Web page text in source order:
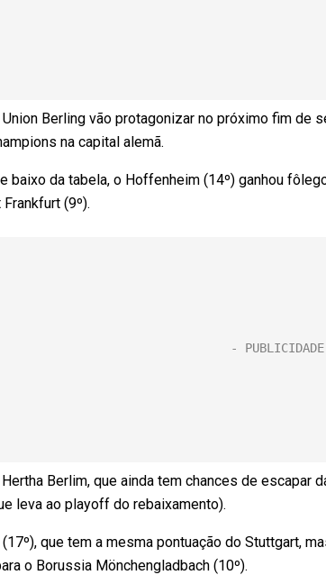
Berling vão protagonizar no próximo fim de
na capital alemã.
baixo da tabela, o Hoffenheim (14º) ganhou
(9º).
Berlim, que ainda tem chances de escapar
leva ao playoff do rebaixamento).
(17º), que tem a mesma pontuação do Stuttgart,
o Borussia Mönchengladbach (10º).